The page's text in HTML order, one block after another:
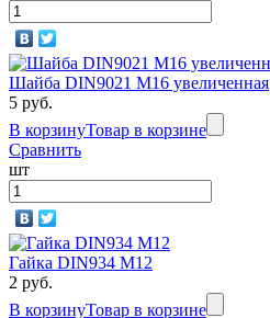
Шайба DIN9021 М16 увеличенная
5 руб.
В корзинуТовар в корзине
Сравнить
шт
Гайка DIN934 M12
2 руб.
В корзинуТовар в корзине